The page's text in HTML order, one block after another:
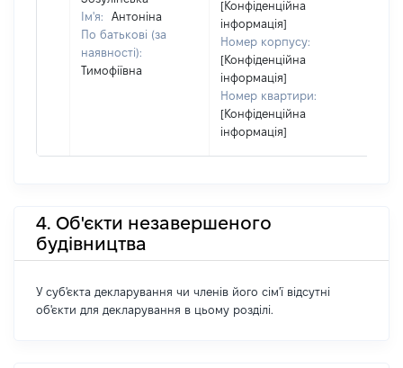
Ім'я:
Антоніна
По батькові (за
наявності):
Тимофіївна
[Конфіденційна
інформація]
Номер корпусу:
[Конфіденційна
інформація]
Номер квартири:
[Конфіденційна
інформація]
4. Об'єкти незавершеного
будівництва
У суб'єкта декларування чи членів його сім'ї відсутні
об'єкти для декларування в цьому розділі.